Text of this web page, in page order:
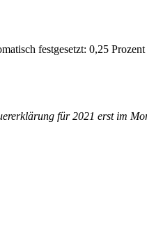
festgesetzt: 0,25 Prozent
für 2021 erst im